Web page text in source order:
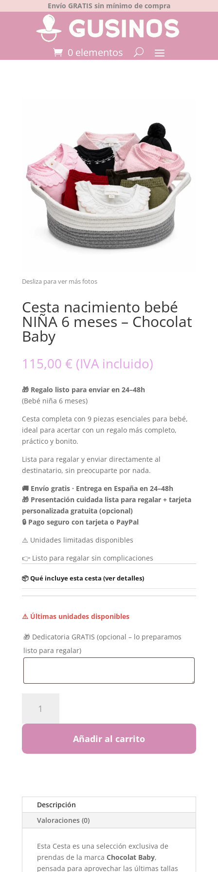
Envío GRATIS sin mínimo de compra
0 elementos
Cesta nacimiento bebé
NIÑA 6 meses – Chocolat
Baby
115,00 € (IVA incluido)
🎁 Regalo listo para enviar en 24–48h
(Bebé niña 6 meses)
Cesta completa con 9 piezas esenciales para bebé,
ideal para acertar con un regalo más completo,
práctico y bonito.
Lista para regalar y enviar directamente al
destinatario, sin preocuparte por nada.
🚚 Envío gratis · Entrega en España en 24–48h
🎁 Presentación cuidada lista para regalar + tarjeta
personalizada gratuita (opcional)
🔒 Pago seguro con tarjeta o PayPal
⚠️ Unidades limitadas disponibles
👉 Listo para regalar sin complicaciones
📦 Qué incluye esta cesta (ver detalles)
⚠️ Últimas unidades disponibles
🎁 Dedicatoria GRATIS (opcional – lo preparamos
listo para regalar)
nacimiento
meses
cantidad
Añadir al carrito
Descripción
Valoraciones (0)
Esta Cesta es una selección exclusiva de
prendas de la marca Chocolat Baby,
pensada para aprovechar las últimas tallas